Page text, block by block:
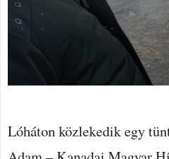
Lóháton közlekedik egy